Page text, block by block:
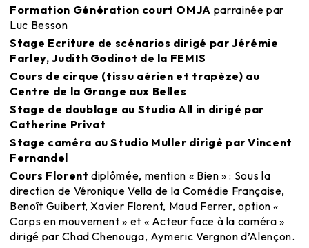
Formation Génération court OMJA parrainée par
Luc Besson
Stage Ecriture de scénarios dirigé par Jérémie
Farley, Judith Godinot de la FEMIS
Cours de cirque (tissu aérien et trapèze) au
Centre de la Grange aux Belles
Stage de doublage au Studio All in dirigé par
Catherine Privat
Stage caméra au Studio Muller dirigé par Vincent
Fernandel
Cours Florent diplômée, mention « Bien » : Sous la
direction de Véronique Vella de la Comédie Française,
Benoît Guibert, Xavier Florent, Maud Ferrer, option «
Corps en mouvement » et « Acteur face à la caméra »
dirigé par Chad Chenouga, Aymeric Vergnon d’Alençon.